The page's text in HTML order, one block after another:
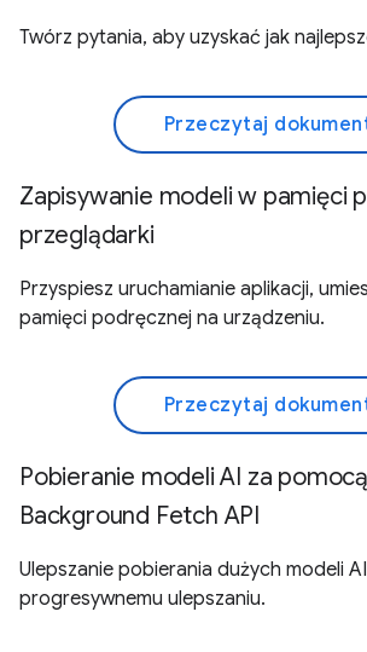
Twórz pytania, aby uzyskać jak
Przeczytaj
Zapisywanie modeli w pamięci
przeglądarki
Przyspiesz uruchamianie aplikacji,
pamięci podręcznej na urządzeniu.
Przeczytaj
Pobieranie modeli AI za
Background Fetch API
Ulepszanie pobierania dużych modeli
progresywnemu ulepszaniu.